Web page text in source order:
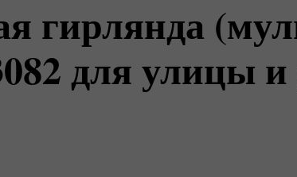
гирлянда
для улицы